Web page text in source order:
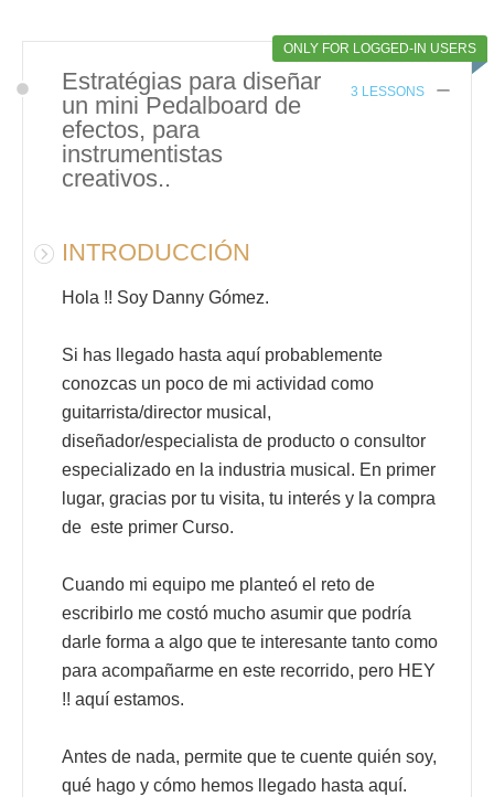
ONLY FOR LOGGED-IN USERS
Estratégias para diseñar
un mini Pedalboard de
efectos, para
instrumentistas
creativos..
3 LESSONS
INTRODUCCIÓN
Hola !! Soy Danny Gómez.
Si has llegado hasta aquí probablemente
conozcas un poco de mi actividad como
guitarrista/director musical,
diseñador/especialista de producto o consultor
especializado en la industria musical. En primer
lugar, gracias por tu visita, tu interés y la compra
de este primer Curso.
Cuando mi equipo me planteó el reto de
escribirlo me costó mucho asumir que podría
darle forma a algo que te interesante tanto como
para acompañarme en este recorrido, pero HEY
!! aquí estamos.
Antes de nada, permite que te cuente quién soy,
qué hago y cómo hemos llegado hasta aquí.